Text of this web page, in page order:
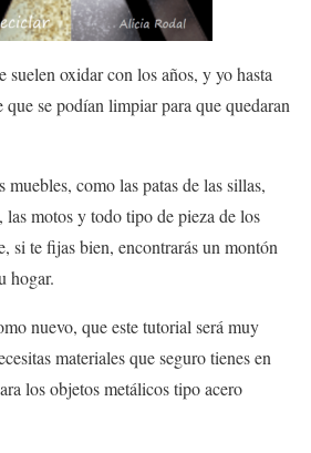
suelen oxidar con los años, y yo hasta
se podían limpiar para que quedaran
muebles, como las patas de las sillas,
las motos y todo tipo de pieza de los
si te fijas bien, encontrarás un montón
hogar.
nuevo, que este tutorial será muy
materiales que seguro tienes en
los objetos metálicos tipo acero